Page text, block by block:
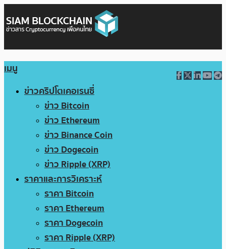
เมนู
ข่าวคริปโตเคอเรนซี่
ข่าว Bitcoin
ข่าว Ethereum
ข่าว Binance Coin
ข่าว Dogecoin
ข่าว Ripple (XRP)
ราคาและการวิเคราะห์
ราคา Bitcoin
ราคา Ethereum
ราคา Dogecoin
ราคา Ripple (XRP)